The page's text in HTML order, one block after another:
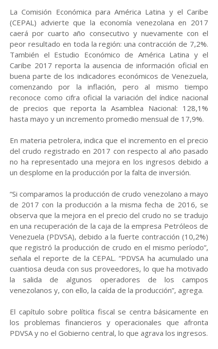
La Comisión Económica para América Latina y el Caribe
(CEPAL) advierte que la economía venezolana en 2017
caerá por cuarto año consecutivo y nuevamente con el
peor resultado en toda la región: una contracción de 7,2%.
También el Estudio Económico de América Latina y el
Caribe 2017 reporta la ausencia de información oficial en
buena parte de los indicadores económicos de Venezuela,
comenzando por la inflación, pero al mismo tiempo
reconoce como cifra oficial la variación del índice nacional
de precios que reporta la Asamblea Nacional: 128,1%
hasta mayo y un incremento promedio mensual de 17,9%.
En materia petrolera, indica que el incremento en el precio
del crudo registrado en 2017 con respecto al año pasado
no ha representado una mejora en los ingresos debido a
un desplome en la producción por la falta de inversión.
“Si comparamos la producción de crudo venezolano a mayo
de 2017 con la producción a la misma fecha de 2016, se
observa que la mejora en el precio del crudo no se tradujo
en una recuperación de la caja de la empresa Petróleos de
Venezuela (PDVSA), debido a la fuerte contracción (10,2%)
que registró la producción de crudo en el mismo período”,
señala el reporte de la CEPAL. “PDVSA ha acumulado una
cuantiosa deuda con sus proveedores, lo que ha motivado
la salida de algunos operadores de los campos
venezolanos y, con ello, la caída de la producción”, agrega.
El capítulo sobre política fiscal se centra básicamente en
los problemas financieros y operacionales que afronta
PDVSA y no el Gobierno central, lo que agrava los ingresos.